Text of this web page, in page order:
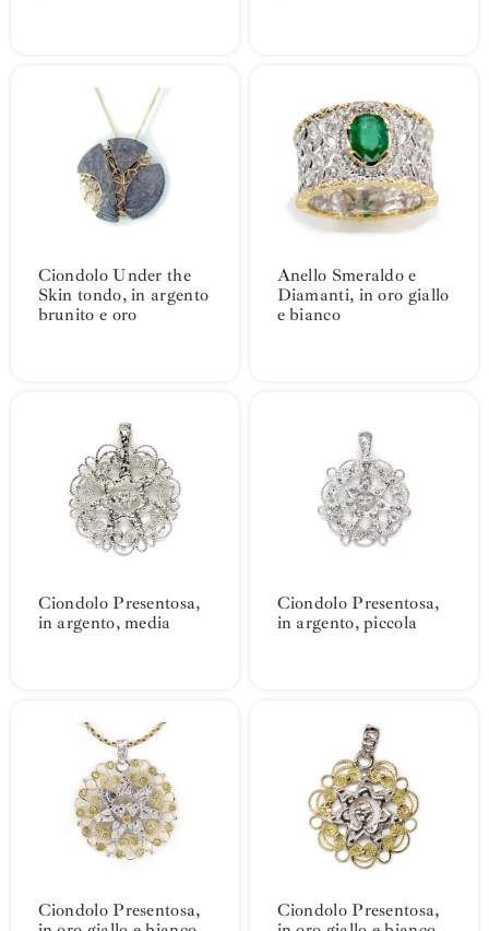
Ciondolo Under the
Skin tondo, in argento
brunito e oro
Anello Smeraldo e
Diamanti, in oro giallo
e bianco
Ciondolo Presentosa,
in argento, media
Ciondolo Presentosa,
in argento, piccola
Ciondolo Presentosa,
Ciondolo Presentosa,